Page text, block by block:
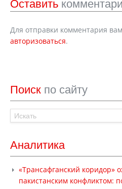
Оставить
Для отправки комментария
авторизоваться.
Поиск по сайту
Аналитика
«Трансафганский коридор»
пакистанским конфликтом: